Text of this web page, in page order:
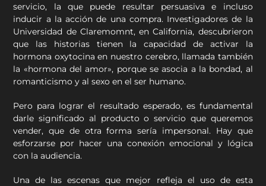
servicio, la que puede resultar persuasiva e incluso
inducir a la acción de una compra. Investigadores de la
Universidad de Claremomnt, en California, descubrieron
que las historias tienen la capacidad de activar la
hormona oxytocina en nuestro cerebro, llamada también
la «hormona del amor», porque se asocia a la bondad, al
romanticismo y al sexo en el ser humano.
Pero para lograr el resultado esperado, es fundamental
darle significado al producto o servicio que queremos
vender, que de otra forma sería impersonal. Hay que
esforzarse por hacer una conexión emocional y lógica
con la audiencia.
Una de las escenas que mejor refleja el uso de esta